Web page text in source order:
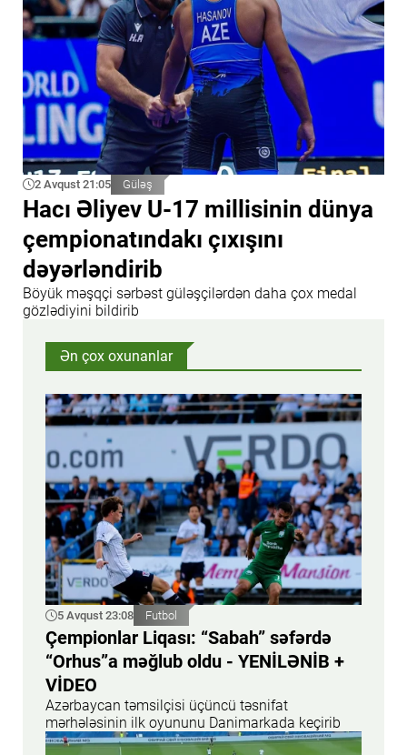
2 Avqust 21:05 Güləş
Hacı Əliyev U-17 millisinin dünya
çempionatındakı çıxışını
dəyərləndirib
Böyük məşqçi sərbəst güləşçilərdən daha çox medal
gözlədiyini bildirib
Ən çox oxunanlar
5 Avqust 23:08 Futbol
Çempionlar Liqası: “Sabah” səfərdə
“Orhus”a məğlub oldu - YENİLƏNİB +
VİDEO
Azərbaycan təmsilçisi üçüncü təsnifat
mərhələsinin ilk oyununu Danimarkada keçirib